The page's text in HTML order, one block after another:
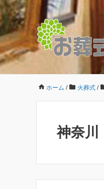
ホーム / 火葬式 /
神奈川